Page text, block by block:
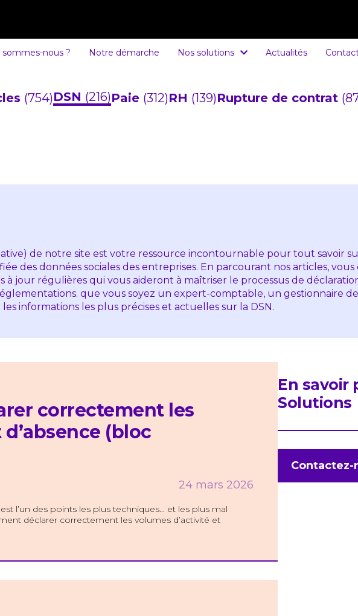
sommes-nous ? Notre démarche Nos solutions Actualités
(754)DSN (216)Paie (312)RH (139)Rupture de contrat
de notre site est votre ressource incontournable pour tout savoir
des données sociales des entreprises. En parcourant nos articles,
à jour régulières qui vous aideront à maîtriser le processus de
que vous soyez un expert-comptable, un gestionnaire
informations les plus précises et actuelles sur la DSN.
correctement les
(bloc
24 mars 2026
l’un des points les plus techniques… et les plus mal
déclarer correctement les volumes d’activité et
En savoir
Solutions
Contactez-